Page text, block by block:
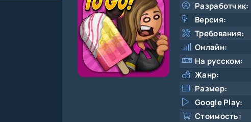
Разработчик:
Версия:
Требования:
Онлайн:
На русском:
Жанр:
Размер:
Google Play:
Стоимость: